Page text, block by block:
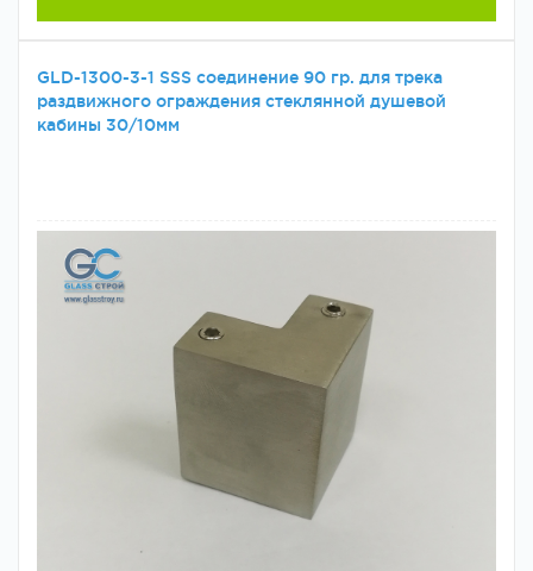
GLD-1300-3-1 SSS соединение 90 гр. для трека
раздвижного ограждения стеклянной душевой
кабины 30/10мм